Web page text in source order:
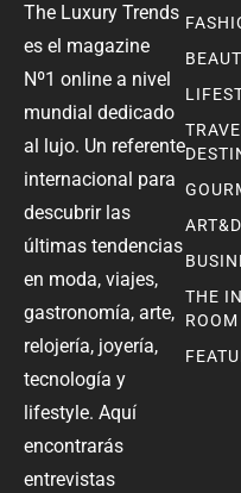
The Luxury Trends
es el magazine
Nº1 online a nivel
mundial dedicado
al lujo. Un referente
internacional para
descubrir las
últimas tendencias
en moda, viajes,
gastronomía, arte,
relojería, joyería,
tecnología y
lifestyle. Aquí
encontrarás
entrevistas
THE
ROOM